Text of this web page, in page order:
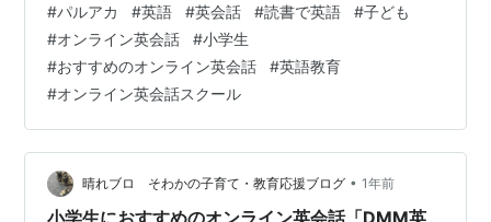
一生ものの「国際力」を育む 特徴2：世界標準の教育カ
リキュラム（ピアソン社） 特徴3：【選べる講師陣】高
品質な「ネイティブ講師」とお手頃な「フィリピン人講
師」 特徴4：集中力が続く！「ゲーミフィケーション」
を取り入れた25分レッスン 特徴5：成長が見える！安心
のレポート＆レッスン録画機能 …
#パルアカ #英語 #英会話 #読書で英語 #子ども
#オンライン英会話 #小学生
#おすすめのオンライン英会話 #英語教育
#オンライン英会話スクール
晴れブロ そわかの子育て・教育応援ブログ • 1年前
小学生におすすめのオンライン英会話「DMM英